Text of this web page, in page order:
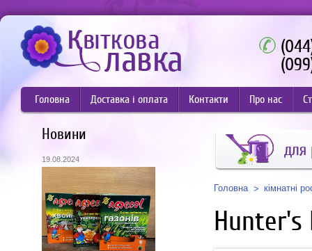
Головна Доставка і оплата Контакти Про нас
Новини
19.08.2024
для
Головна кімнатні
Hunter's